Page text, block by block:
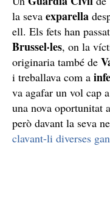
la seva exparella
ell. Els fets han
Brussel·les, on la
originaria també de
i treballava com a
va agafar un vol cap
una nova oportunitat
però davant la seva
clavant-li diverses